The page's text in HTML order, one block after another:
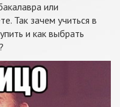
или
Так зачем учиться в
и как выбрать